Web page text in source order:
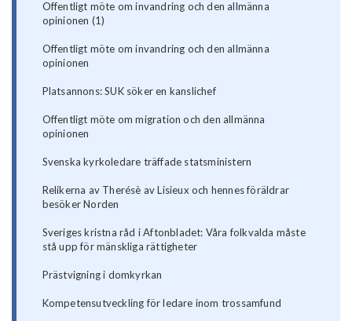
Offentligt möte om invandring och den allmänna
opinionen (1)
Offentligt möte om invandring och den allmänna
opinionen
Platsannons: SUK söker en kanslichef
Offentligt möte om migration och den allmänna
opinionen
Svenska kyrkoledare träffade statsministern
Relikerna av Therésè av Lisieux och hennes föräldrar
besöker Norden
Sveriges kristna råd i Aftonbladet: Våra folkvalda måste
stå upp för mänskliga rättigheter
Prästvigning i domkyrkan
Kompetensutveckling för ledare inom trossamfund